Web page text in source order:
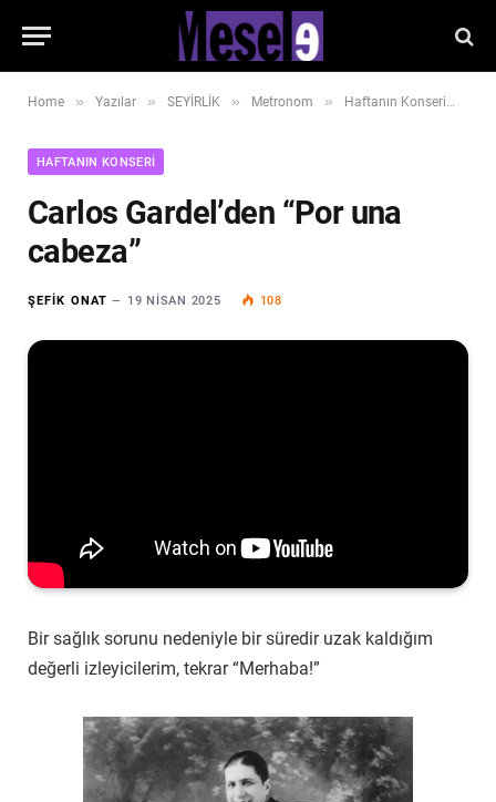
Home » Yazılar » SEYİRLİK » Metronom » Haftanın Konseri
HAFTANIN KONSERI
Carlos Gardel’den “Por una
cabeza”
ŞEFIK ONAT 19 NISAN 2025 108
Bir sağlık sorunu nedeniyle bir süredir uzak kaldığım
değerli izleyicilerim, tekrar “Merhaba!”